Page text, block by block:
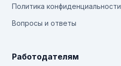
Политика конфиденциальности
Вопросы и ответы
Работодателям